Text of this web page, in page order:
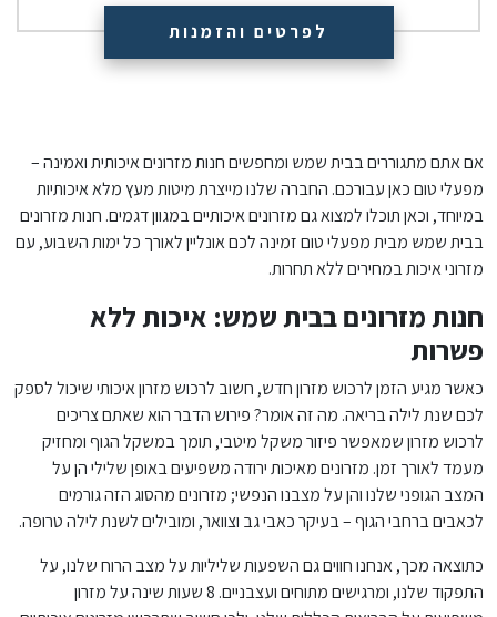
לפרטים והזמנות
אם אתם מתגוררים בבית שמש ומחפשים חנות מזרונים איכותית ואמינה –
מפעלי טום כאן עבורכם. החברה שלנו מייצרת מיטות מעץ מלא איכותיות
במיוחד, וכאן תוכלו למצוא גם מזרונים איכותיים במגוון דגמים. חנות מזרונים
בבית שמש מבית מפעלי טום זמינה לכם אונליין לאורך כל ימות השבוע, עם
מזרוני איכות במחירים ללא תחרות.
חנות מזרונים בבית שמש: איכות ללא
פשרות
כאשר מגיע הזמן לרכוש מזרון חדש, חשוב לרכוש מזרון איכותי שיכול לספק
לכם שנת לילה בריאה. מה זה אומר? פירוש הדבר הוא שאתם צריכים
לרכוש מזרון שמאפשר פיזור משקל מיטבי, תומך במשקל הגוף ומחזיק
מעמד לאורך זמן. מזרונים מאיכות ירודה משפיעים באופן שלילי הן על
המצב הגופני שלנו והן על מצבנו הנפשי; מזרונים מהסוג הזה גורמים
לכאבים ברחבי הגוף – בעיקר כאבי גב וצוואר, ומובילים לשנת לילה טרופה.
כתוצאה מכך, אנחנו חווים גם השפעות שליליות על מצב הרוח שלנו, על
התפקוד שלנו, ומרגישים מתוחים ועצבניים. 8 שעות שינה על מזרון